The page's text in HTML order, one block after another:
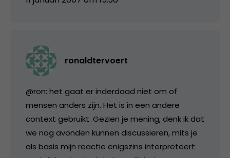
ronaldtervoert
@ron: het gaat er inderdaad niet om of
mensen anders zijn. Het is in een andere
context gebruikt. Gezien je mening, denk ik dat
we nog avonden kunnen discussieren, mits je
als basis mijn reactie enigszins interpreteert